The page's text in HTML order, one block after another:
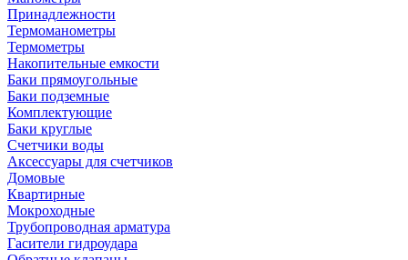
Принадлежности
Термоманометры
Термометры
Накопительные емкости
Баки прямоугольные
Баки подземные
Комплектующие
Баки круглые
Счетчики воды
Аксессуары для счетчиков
Домовые
Квартирные
Мокроходные
Трубопроводная арматура
Гасители гидроудара